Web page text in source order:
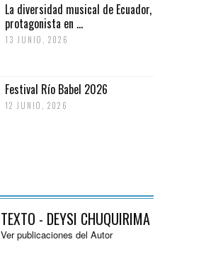
La diversidad musical de Ecuador,
protagonista en ...
13 JUNIO, 2026
Festival Río Babel 2026
12 JUNIO, 2026
TEXTO - DEYSI CHUQUIRIMA
Ver publicaciones del Autor